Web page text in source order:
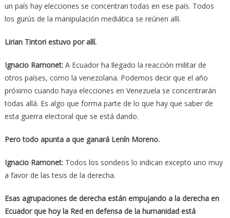
un país hay elecciones se concentran todas en ese país. Todos
los gurús de la manipulación mediática se reúnen allí.
Lirian Tintori estuvo por allí.
Ignacio Ramonet: A Ecuador ha llegado la reacción militar de
otros países, como la venezolana. Podemos decir que el año
próximo cuando haya elecciones en Venezuela se concentrarán
todas allá. Es algo que forma parte de lo que hay que saber de
esta guerra electoral que se está dando.
Pero todo apunta a que ganará Lenín Moreno.
Ignacio Ramonet: Todos los sondeos lo indican excepto uno muy
a favor de las tesis de la derecha.
Esas agrupaciones de derecha están empujando a la derecha en
Ecuador que hoy la Red en defensa de la humanidad está